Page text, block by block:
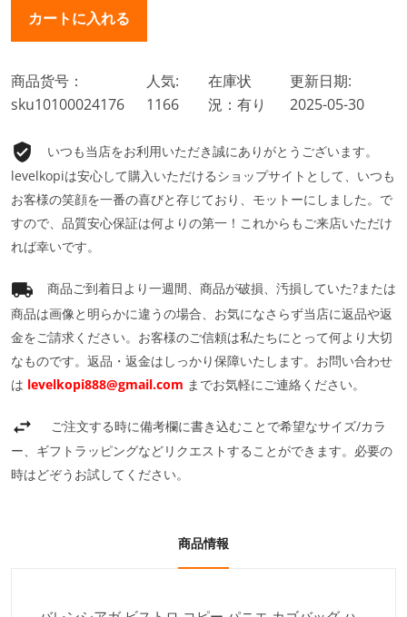
商品货号：
sku10100024176
人気:
1166
在庫状
況：有り
更新日期:
2025-05-30
いつも当店をお利用いただき誠にありがとうございます。
levelkopiは安心して購入いただけるショップサイトとして、いつも
お客様の笑顔を一番の喜びと存じており、モットーにしました。で
すので、品質安心保証は何よりの第一！これからもご来店いただけ
れば幸いです。
商品ご到着日より一週間、商品が破損、汚損していた?または
商品は画像と明らかに違うの場合、お気になさらず当店に返品や返
金をご請求ください。お客様のご信頼は私たちにとって何より大切
なものです。返品・返金はしっかり保障いたします。お問い合わせ
は levelkopi888@gmail.com までお気軽にご連絡ください。
ご注文する時に備考欄に書き込むことで希望なサイズ/カラ
ー、ギフトラッピングなどリクエストすることができます。必要の
時はどぞうお試してください。
商品情報